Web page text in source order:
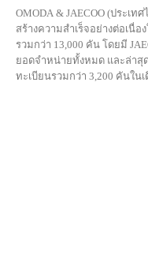
OMODA & JAECOO (ประเ
สร้างความสำเร็จอย่างต่อเนื่
รวมกว่า 13,000 คัน โดยมี
ยอดจำหน่ายทั้งหมด และล่าสุ
ทะเบียนรวมกว่า 3,200 คันใน